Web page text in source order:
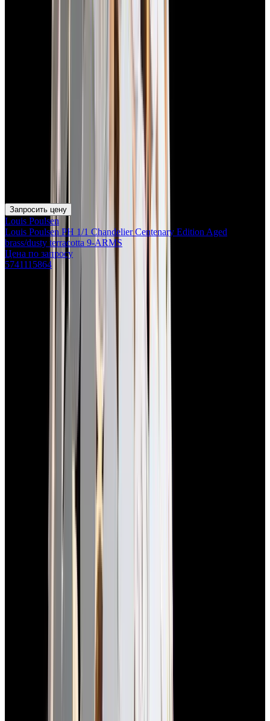
Запросить цену
Louis Poulsen
Louis Poulsen PH 1/1 Chandelier Centenary Edition Aged
brass/dusty terracotta 9-ARMS
Цена по запросу
5741115864